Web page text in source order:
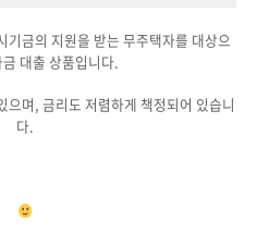
기금의 지원을 받는 무주택자를 대상으
대출 상품입니다.
며, 금리도 저렴하게 책정되어 있습니
다.